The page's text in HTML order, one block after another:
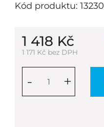
Kód produktu:
1 418 Kč
1 171 Kč bez DPH
+
-